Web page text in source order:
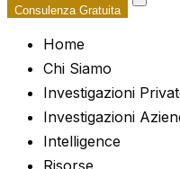
Consulenza Gratuita
Home
Chi Siamo
Investigazioni
Investigazioni
Intelligence
Risorse